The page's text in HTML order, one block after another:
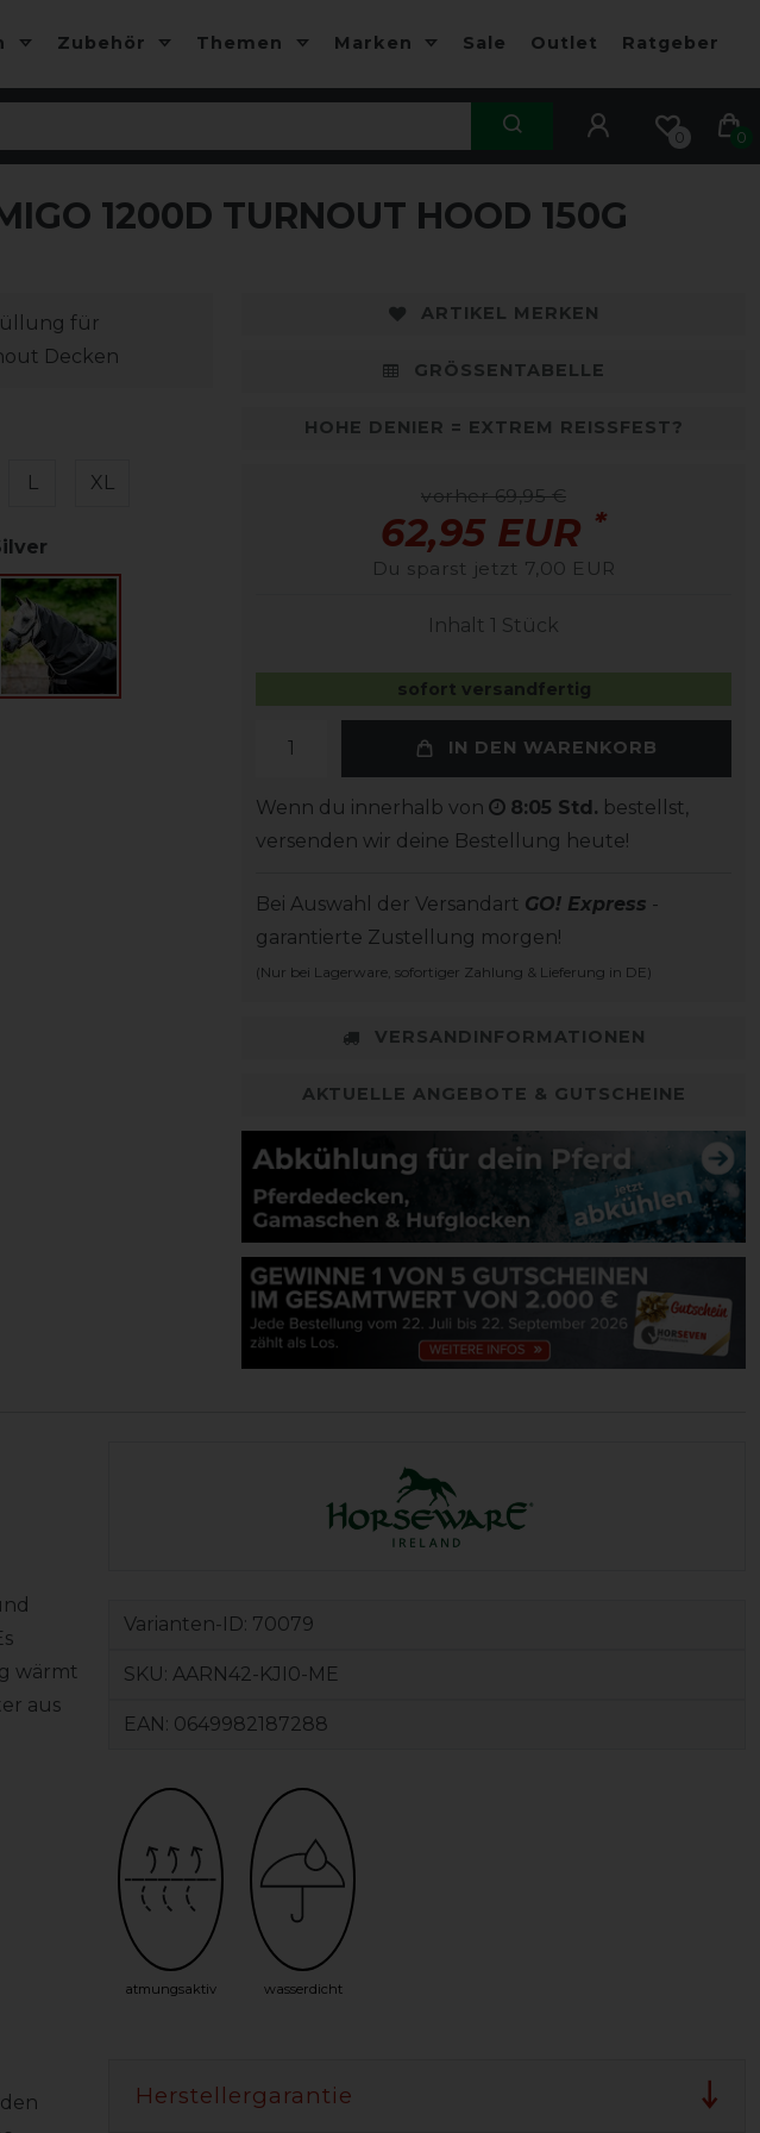
Zubehör Themen Marken Sale Outlet Ratgeber
0 0
1200D TURNOUT HOOD 150G
für
Decken
L XL
ARTIKEL MERKEN
GRÖSSENTABELLE
HOHE DENIER = EXTREM REISSFEST?
vorher 69,95 €
62,95 EUR *
Du sparst jetzt 7,00 EUR
Inhalt 1 Stück
sofort versandfertig
IN DEN WARENKORB
Wenn du innerhalb von 8:05 Std. bestellst,
versenden wir deine Bestellung heute!
Bei Auswahl der Versandart GO! Express -
garantierte Zustellung morgen!
(Nur bei Lagerware, sofortiger Zahlung & Lieferung in DE)
VERSANDINFORMATIONEN
AKTUELLE ANGEBOTE & GUTSCHEINE
wärmt
aus
Varianten-ID: 70079
SKU: AARN42-KJI0-ME
EAN: 0649982187288
atmungsaktiv wasserdicht
Herstellergarantie